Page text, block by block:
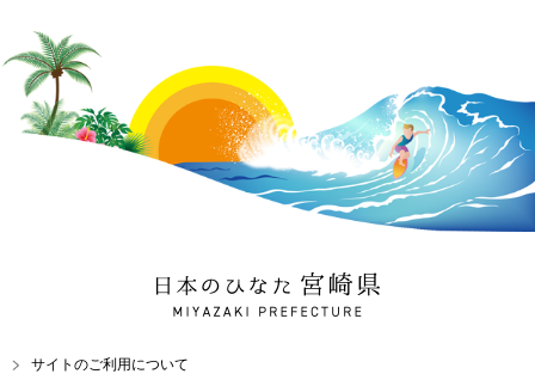
日本のひなた 宮崎県
MIYAZAKI PREFECTURE
サイトのご利用について